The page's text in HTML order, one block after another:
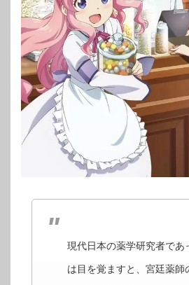
現代日本の薬学研究者であ
は目を覚ますと、宮廷薬師